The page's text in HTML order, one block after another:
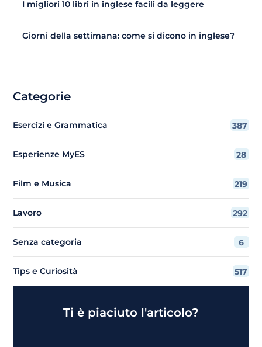
I migliori 10 libri in inglese facili da leggere
Giorni della settimana: come si dicono in inglese?
Categorie
Esercizi e Grammatica 387
Esperienze MyES 28
Film e Musica 219
Lavoro 292
Senza categoria 6
Tips e Curiosità 517
Ti è piaciuto l'articolo?